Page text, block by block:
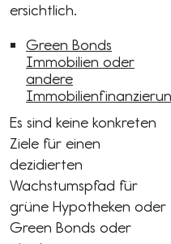
ersichtlich.
Green Bonds
Immobilien oder
andere
Es sind keine konkreten
Ziele für einen
dezidierten
Wachstumspfad für
grüne Hypotheken oder
Green Bonds oder